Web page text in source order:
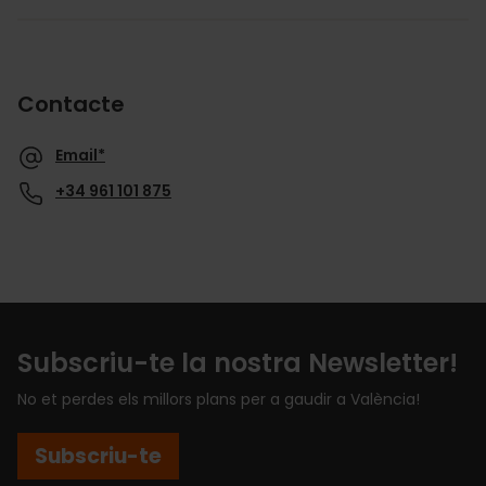
Contacte
Email*
+34 961 101 875
Subscriu-te la nostra Newsletter!
No et perdes els millors plans per a gaudir a València!
Subscriu-te